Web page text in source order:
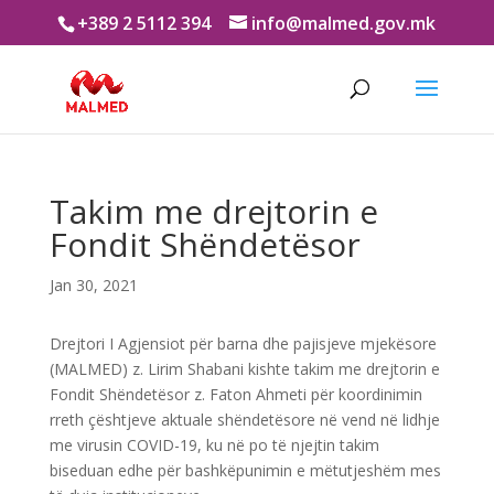
+389 2 5112 394 info@malmed.gov.mk
Takim me drejtorin e
Fondit Shëndetësor
Jan 30, 2021
Drejtori I Agjensiot për barna dhe pajisjeve mjekësore
(MALMED) z. Lirim Shabani kishte takim me drejtorin e
Fondit Shëndetësor z. Faton Ahmeti për koordinimin
rreth çështjeve aktuale shëndetësore në vend në lidhje
me virusin COVID-19, ku në po të njejtin takim
biseduan edhe për bashkëpunimin e mëtutjeshëm mes